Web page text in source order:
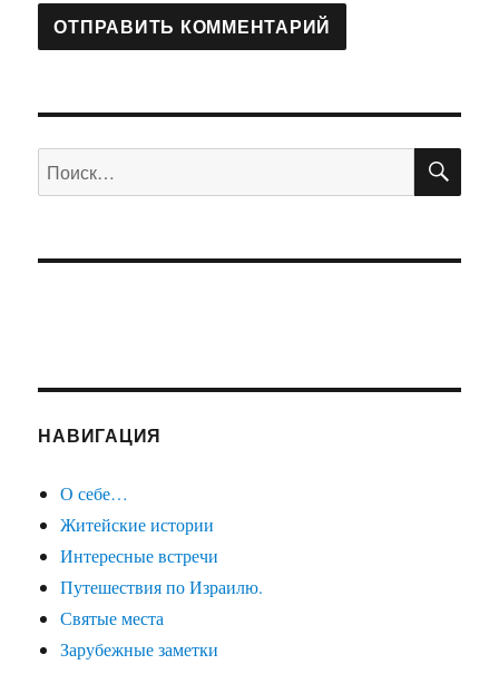
Искать:
НАВИГАЦИЯ
О себе…
Житейские истории
Интересные встречи
Путешествия по Израилю.
Святые места
Зарубежные заметки